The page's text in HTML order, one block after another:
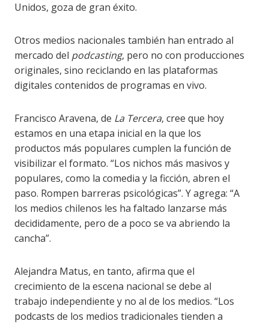
Unidos, goza de gran éxito.
Otros medios nacionales también han entrado al
mercado del podcasting, pero no con producciones
originales, sino reciclando en las plataformas
digitales contenidos de programas en vivo.
Francisco Aravena, de La Tercera, cree que hoy
estamos en una etapa inicial en la que los
productos más populares cumplen la función de
visibilizar el formato. “Los nichos más masivos y
populares, como la comedia y la ficción, abren el
paso. Rompen barreras psicológicas”. Y agrega: “A
los medios chilenos les ha faltado lanzarse más
decididamente, pero de a poco se va abriendo la
cancha”.
Alejandra Matus, en tanto, afirma que el
crecimiento de la escena nacional se debe al
trabajo independiente y no al de los medios. “Los
podcasts de los medios tradicionales tienden a